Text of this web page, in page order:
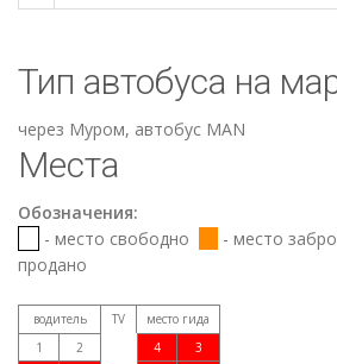
Тип автобуса на
через Муром, автобус МАN
Места
Обозначения:
- место свободно
- место
продано
водитель TV
место гида
1
2
4
3